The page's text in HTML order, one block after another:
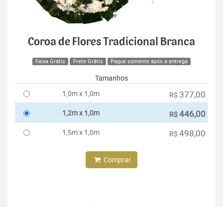
Coroa de Flores Tradicional Branca
Faixa Grátis Frete Grátis Pague somente após a entrega
Tamanhos
1,0m x 1,0m
R$ 377,00
1,2m x 1,0m R$446,00
1,5m x 1,0m R$ 498,00
Comprar